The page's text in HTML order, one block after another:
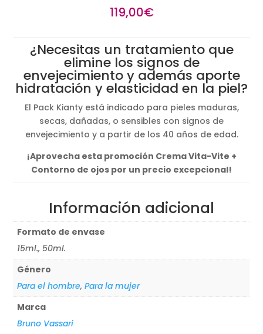
119,00€
¿Necesitas un tratamiento que
elimine los signos de
envejecimiento y además aporte
hidratación y elasticidad en la piel?
El Pack Kianty está indicado para pieles maduras,
secas, dañadas, o sensibles con signos de
envejecimiento y a partir de los 40 años de edad.
¡Aprovecha esta promoción Crema Vita-Vite +
Contorno de ojos por un precio excepcional!
Información adicional
Formato de envase
15ml., 50ml.
Género
Para el hombre,Para la mujer
Marca
Bruno Vassari